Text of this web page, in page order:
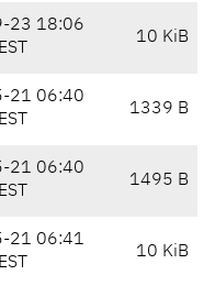
23 18:06
10 KiB
21 06:40
1339 B
21 06:40
1495 B
21 06:41
10 KiB